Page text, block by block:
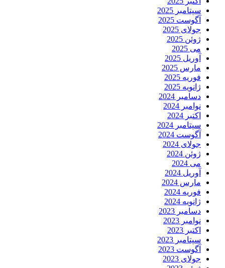
سپتامبر 2025
آگوست 2025
جولای 2025
ژوئن 2025
می 2025
آوریل 2025
مارس 2025
فوریه 2025
ژانویه 2025
دسامبر 2024
نوامبر 2024
اکتبر 2024
سپتامبر 2024
آگوست 2024
جولای 2024
ژوئن 2024
می 2024
آوریل 2024
مارس 2024
فوریه 2024
ژانویه 2024
دسامبر 2023
نوامبر 2023
اکتبر 2023
سپتامبر 2023
آگوست 2023
جولای 2023